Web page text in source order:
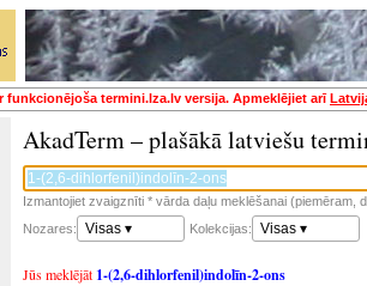
funkcionējoša termini.lza.lv versija. Apmeklējiet arī
AkadTerm – plašākā latviešu
Izmantojiet zvaigznīti * vārda daļu meklēšanai (piemēram,
Nozares:
Visas ▾ Kolekcijas: Visas ▾
Jūs meklējāt 1-(2,6-dihlorfenil)indolīn-2-ons